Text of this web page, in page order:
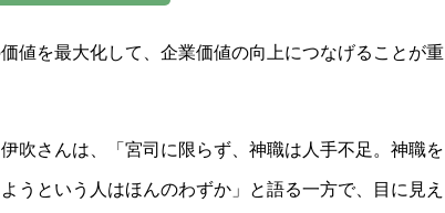
値を最大化して、企業価値の向上につなげることが重
吹さんは、「宮司に限らず、神職は人手不足。神職を
うという人はほんのわずか」と語る一方で、目に見え